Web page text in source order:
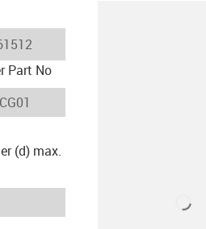
Part No
(d) max.